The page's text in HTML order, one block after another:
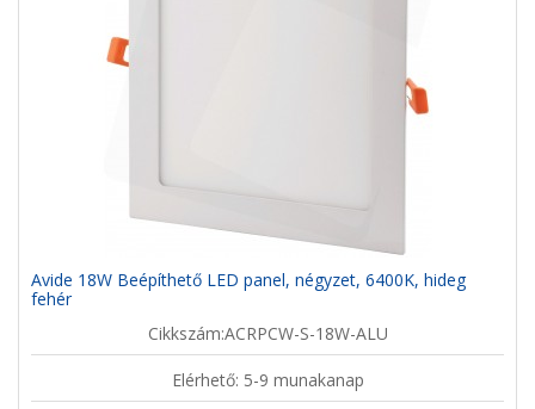
Avide 18W Beépíthető LED panel, négyzet, 6400K, hideg
fehér
Cikkszám:ACRPCW-S-18W-ALU
Elérhető: 5-9 munakanap